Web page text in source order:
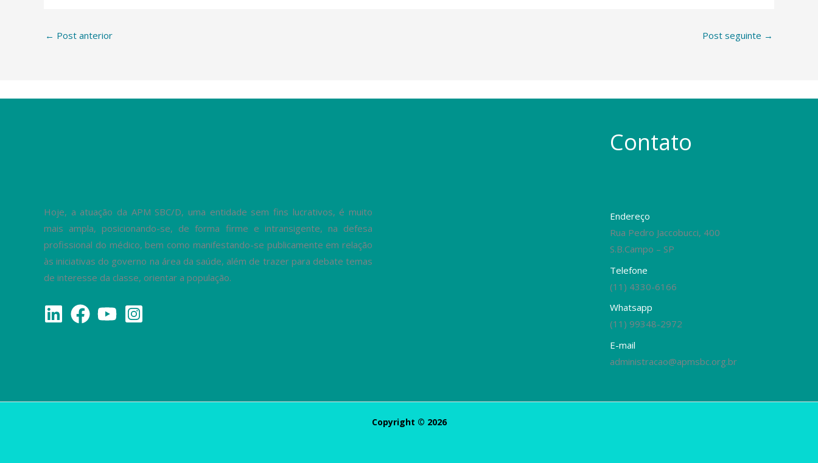
← Post anterior Post seguinte →
Hoje, a atuação da APM SBC/D, uma entidade sem fins lucrativos, é muito
mais ampla, posicionando-se, de forma firme e intransigente, na defesa
profissional do médico, bem como manifestando-se publicamente em relação
às iniciativas do governo na área da saúde, além de trazer para debate temas
de interesse da classe, orientar a população.
Contato
Endereço
Rua Pedro Jaccobucci, 400
S.B.Campo – SP
Telefone
(11) 4330-6166
Whatsapp
(11) 99348-2972
E-mail
administracao@apmsbc.org.br
Copyright © 2026